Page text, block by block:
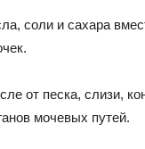
соли и сахара
от песка, слизи,
мочевых путей.